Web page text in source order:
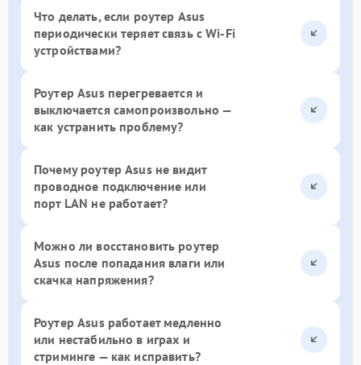
Что делать, если роутер Asus
периодически теряет связь с Wi-Fi
устройствами?
Роутер Asus перегревается и
выключается самопроизвольно —
как устранить проблему?
Почему роутер Asus не видит
проводное подключение или
порт LAN не работает?
Можно ли восстановить роутер
Asus после попадания влаги или
скачка напряжения?
Роутер Asus работает медленно
или нестабильно в играх и
стриминге — как исправить?